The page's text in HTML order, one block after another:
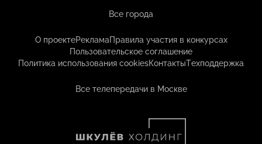
Все города
О проектеРекламаПравила участия в конкурсах
Пользовательское соглашение
Политика использования cookiesКонтактыТехподдержка
Все телепередачи в Москве